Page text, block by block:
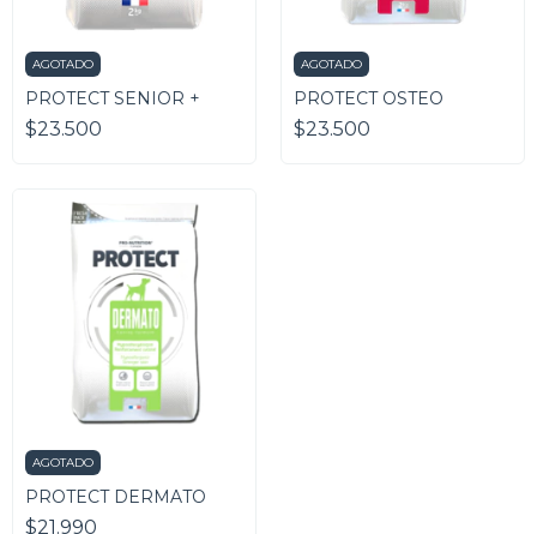
AGOTADO
PROTECT SENIOR +
$23.500
AGOTADO
PROTECT OSTEO
$23.500
AGOTADO
PROTECT DERMATO
$21.990